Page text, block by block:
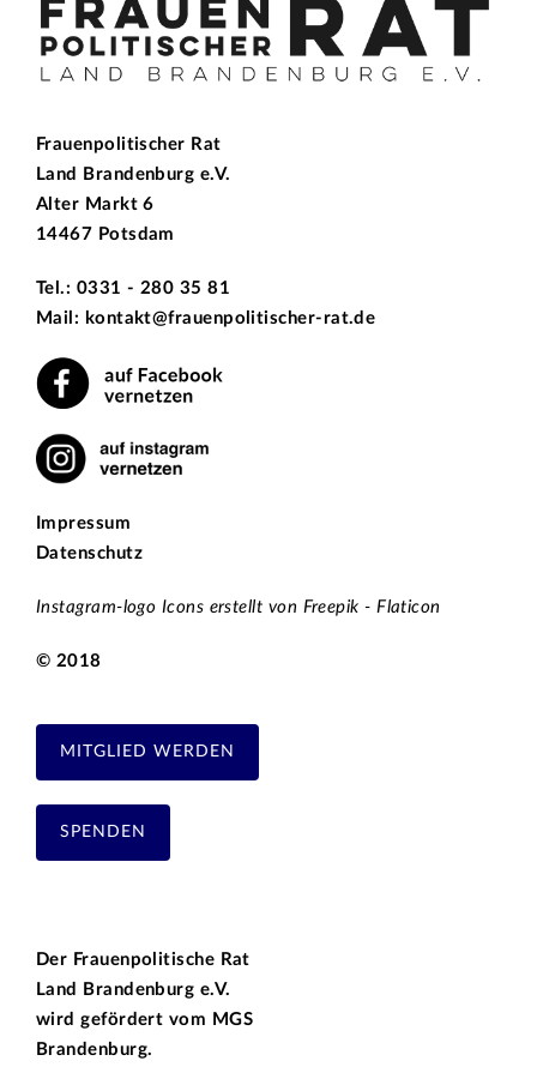
Frauenpolitischer Rat
Land Brandenburg e.V.
Alter Markt 6
14467 Potsdam
Tel.: 0331 - 280 35 81
Mail: kontakt@frauenpolitischer-rat.de
Impressum
Datenschutz
Instagram-logo Icons erstellt von Freepik - Flaticon
© 2018
MITGLIED WERDEN
SPENDEN
Der Frauenpolitische Rat
Land Brandenburg e.V.
wird gefördert vom MGS
Brandenburg.